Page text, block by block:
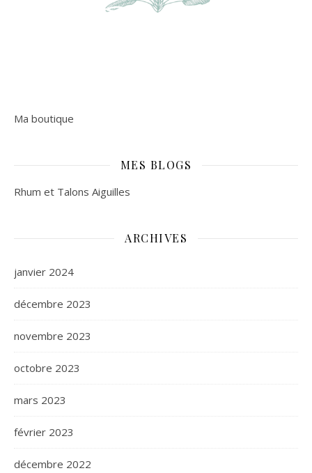
Ma boutique
MES BLOGS
Rhum et Talons Aiguilles
ARCHIVES
janvier 2024
décembre 2023
novembre 2023
octobre 2023
mars 2023
février 2023
décembre 2022